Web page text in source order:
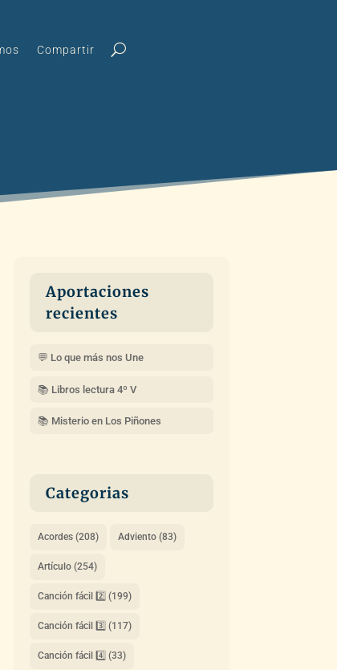
Compartir
Aportaciones
recientes
💬 Lo que más nos Une
📚 Libros lectura 4º V
📚 Misterio en Los Piñones
Categorias
Acordes(208) Adviento(83)
Artículo(254)
Canción fácil 2️⃣ (199)
Canción fácil 3️⃣ (117)
Canción fácil 4️⃣ (33)